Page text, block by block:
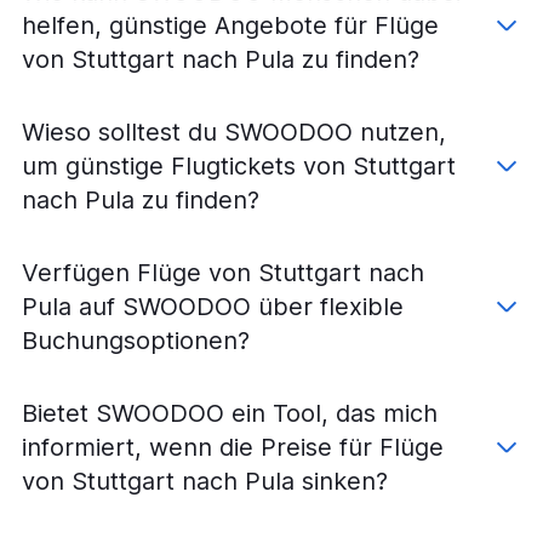
helfen, günstige Angebote für Flüge
von Stuttgart nach Pula zu finden?
Wieso solltest du SWOODOO nutzen,
um günstige Flugtickets von Stuttgart
nach Pula zu finden?
Verfügen Flüge von Stuttgart nach
Pula auf SWOODOO über flexible
Buchungsoptionen?
Bietet SWOODOO ein Tool, das mich
informiert, wenn die Preise für Flüge
von Stuttgart nach Pula sinken?